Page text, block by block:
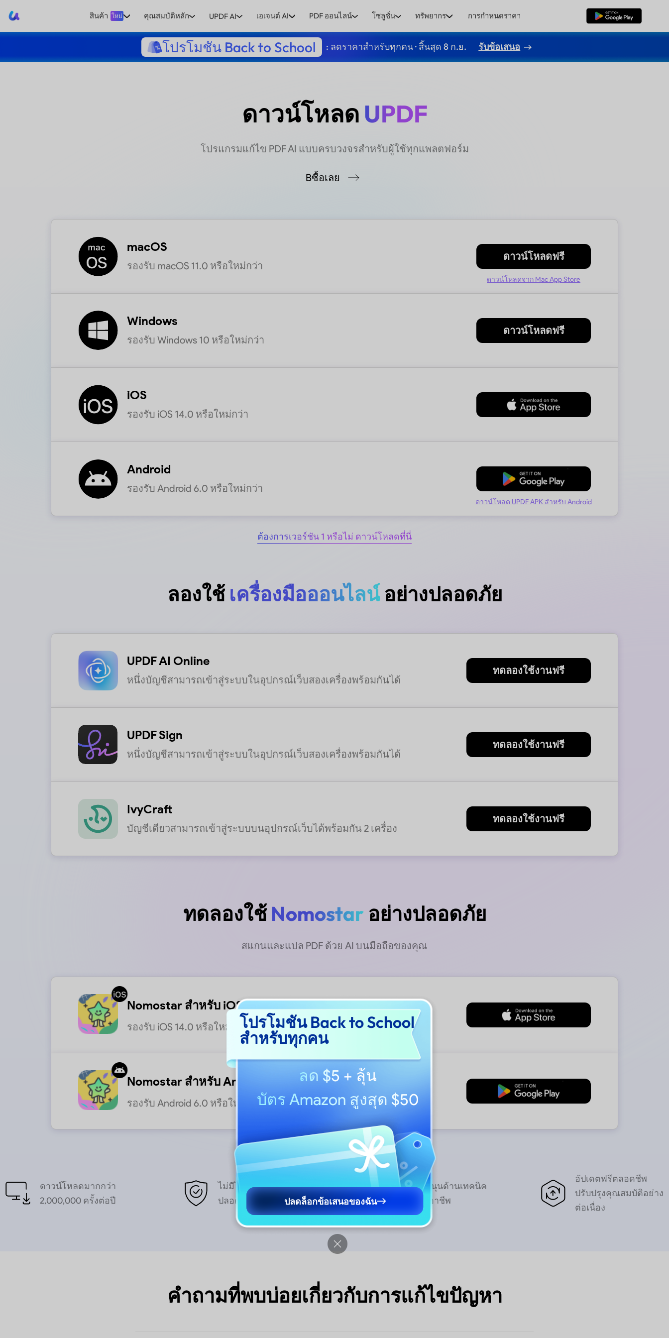
สินค้า ใหม่ คุณสมบัติหลัก UPDF AI เอเจนต์ AI PDF ออนไลน์ โซลูชั่น ทรัพยากร การกำหนดราคา ดาวน์โหลดฟรี
โปรโมชัน Back to School : ลดราคาสำหรับทุกคน · สิ้นสุด 8 ก.ย. รับข้อเสนอ
ดาวน์โหลด UPDF
โปรแกรมแก้ไข PDF AI แบบครบวงจรสำหรับผู้ใช้ทุกแพลตฟอร์ม
Bซื้อเลย
macOS
รองรับ macOS 11.0 หรือใหม่กว่า
ดาวน์โหลดฟรี
ดาวน์โหลดจาก Mac App Store
Windows
รองรับ Windows 10 หรือใหม่กว่า
ดาวน์โหลดฟรี
iOS
รองรับ iOS 14.0 หรือใหม่กว่า
ดาวน์โหลดฟรี
Android
รองรับ Android 6.0 หรือใหม่กว่า
ดาวน์โหลดฟรี
ดาวน์โหลด UPDF APK สำหรับ Android
ต้องการเวอร์ชัน 1 หรือไม่ ดาวน์โหลดที่นี่
ลองใช้ เครื่องมือออนไลน์อย่างปลอดภัย
UPDF AI Online
หนึ่งบัญชีสามารถเข้าสู่ระบบในอุปกรณ์เว็บสองเครื่องพร้อมกันได้
ทดลองใช้งานฟรี
UPDF Sign
หนึ่งบัญชีสามารถเข้าสู่ระบบในอุปกรณ์เว็บสองเครื่องพร้อมกันได้
ทดลองใช้งานฟรี
IvyCraft
บัญชีเดียวสามารถเข้าสู่ระบบบนอุปกรณ์เว็บได้พร้อมกัน 2 เครื่อง
ทดลองใช้งานฟรี
ทดลองใช้ Nomostarอย่างปลอดภัย
สแกนและแปล PDF ด้วย AI บนมือถือของคุณ
Nomostar สำหรับ iOS
รองรับ iOS 14.0 หรือใหม่กว่า
ทดลองใช้งานฟรี
Nomostar สำหรับ Android
รองรับ Android 6.0 หรือใหม่กว่า
ทดลองใช้งานฟรี
ดาวน์โหลดมากกว่า
2,000,000 ครั้งต่อปี
ไม่มีไวรัสหรือมัลแวร์
ปลอดภัย 100%
ทีมสนับสนุนด้านเทคนิค
ที่เป็นมืออาชีพ
อัปเดตฟรีตลอดชีพ
ปรับปรุงคุณสมบัติอย่าง
ต่อเนื่อง
คำถามที่พบบ่อยเกี่ยวกับการแก้ไขปัญหา
โปรโมชัน Back to School
สำหรับทุกคน
ลด $5 + ลุ้น
บัตร Amazon สูงสุด $50
ปลดล็อกข้อเสนอของฉัน